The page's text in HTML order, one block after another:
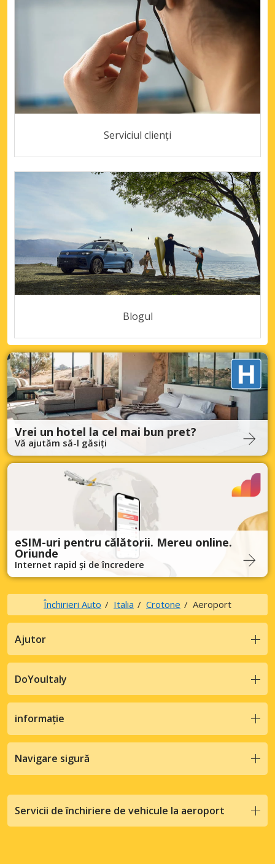
Serviciul clienți
Blogul
Vrei un hotel la cel mai bun pret?
Vă ajutăm să-l găsiți
eSIM-uri pentru călătorii. Mereu online.
Oriunde
Internet rapid și de încredere
Închirieri Auto Italia Crotone Aeroport
Ajutor
DoYouItaly
informație
Navigare sigură
Servicii de închiriere de vehicule la aeroport